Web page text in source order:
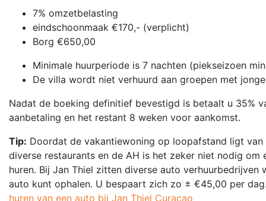
7% omzetbelasting
eindschoonmaak €170,- (verplicht)
Borg €650,00
Minimale huurperiode is 7 nachten (piekseizoen
De villa wordt niet verhuurd aan groepen met
Nadat de boeking definitief bevestigd is betaalt u 35%
aanbetaling en het restant 8 weken voor aankomst.
Tip: Doordat de vakantiewoning op loopafstand ligt van
diverse restaurants en de AH is het zeker niet nodig om
huren. Bij Jan Thiel zitten diverse auto verhuurbedrijven
auto kunt ophalen. U bespaart zich zo ± €45,00 per
huren van een auto bij Jan Thiel Curacao